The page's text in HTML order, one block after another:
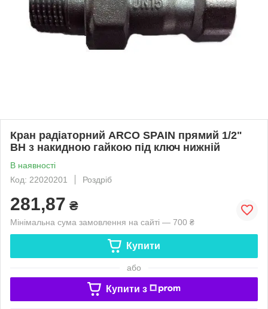
Кран радіаторний ARCO SPAIN прямий 1/2"
ВН з накидною гайкою під ключ нижній
В наявності
Код: 22020201
Роздріб
281,87 ₴
Мінімальна сума замовлення на сайті — 700 ₴
Купити
або
Купити з